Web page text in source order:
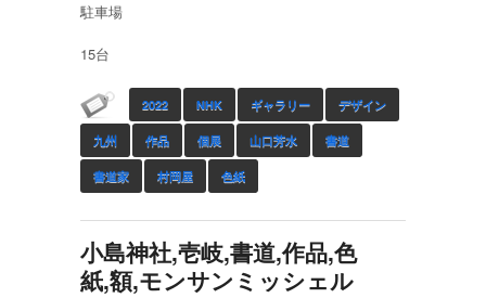
駐車場
15台
2022 NHK ギャラリー デザイン
九州 作品 個展 山口芳水 書道
書道家 村岡屋 色紙
小島神社,壱岐,書道,作品,色
紙,額,モンサンミッシェル